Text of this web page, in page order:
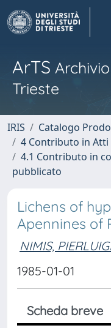
ArTS
Trieste
IRIS
Catalogo
4 Contributo in Atti
4.1 Contributo in
pubblicato
Lichens of
Apennines of
NIMIS,
1985-01-01
Scheda breve